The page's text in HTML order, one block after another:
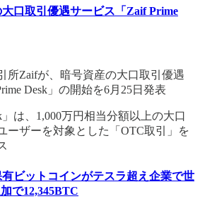
口取引優遇サービス「Zaif Prime
所Zaifが、暗号資産の大口取引優遇
Desk」の開始を6月25日発表
」は、1,000万円相当分額以上の大口
ーザーを対象とした「OTC取引」を
ビットコインがテスラ超え企業で世
で12,345BTC